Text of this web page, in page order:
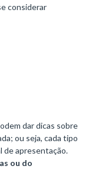
considerar
dar dicas sobre
ou seja, cada tipo
de apresentação.
ou do